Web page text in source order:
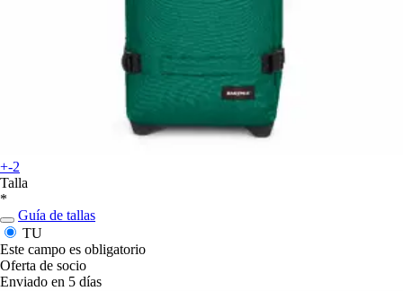
+-2
Talla
*
Guía de tallas
TU
Este campo es obligatorio
Oferta de socio
Enviado en 5 días